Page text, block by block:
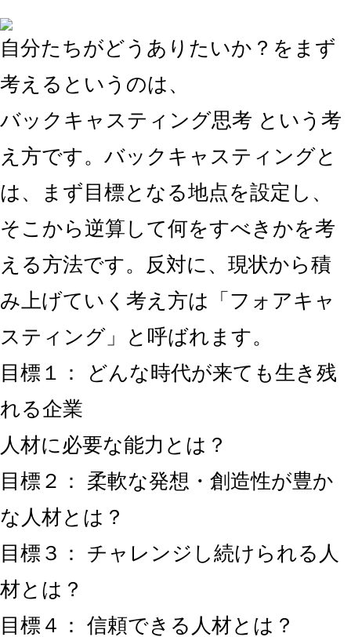
自分たちがどうありたいか？をまず
考えるというのは、
バックキャスティング思考 という考
え方です。バックキャスティングと
は、まず目標となる地点を設定し、
そこから逆算して何をすべきかを考
える方法です。反対に、現状から積
み上げていく考え方は「フォアキャ
スティング」と呼ばれます。
目標１： どんな時代が来ても生き残
れる企業
人材に必要な能力とは？
目標２： 柔軟な発想・創造性が豊か
な人材とは？
目標３： チャレンジし続けられる人
材とは？
目標４： 信頼できる人材とは？